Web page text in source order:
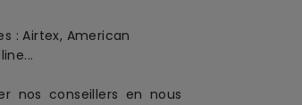
: Airtex, American
nos conseillers en nous